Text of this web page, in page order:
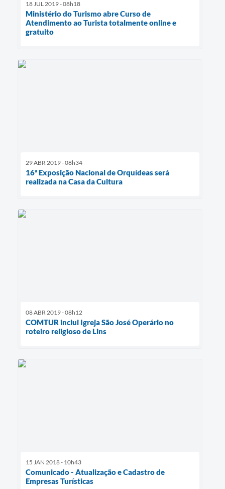
18 JUL 2019 - 08h18
Ministério do Turismo abre Curso de
Atendimento ao Turista totalmente online e
gratuito
29 ABR 2019 - 08h34
16ª Exposição Nacional de Orquídeas será
realizada na Casa da Cultura
08 ABR 2019 - 08h12
COMTUR inclui Igreja São José Operário no
roteiro religioso de Lins
15 JAN 2018 - 10h43
Comunicado - Atualização e Cadastro de
Empresas Turísticas